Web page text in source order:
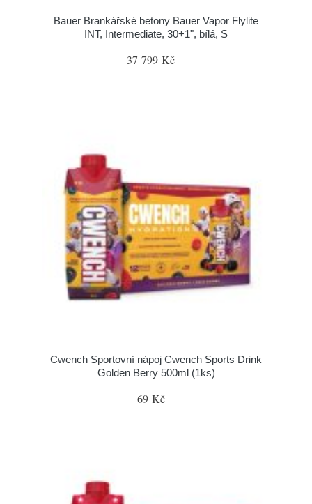
Bauer Brankářské betony Bauer Vapor Flylite
INT, Intermediate, 30+1", bílá, S
37 799 Kč
Cwench Sportovní nápoj Cwench Sports Drink
Golden Berry 500ml (1ks)
69 Kč